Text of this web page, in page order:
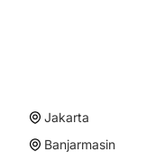
Jakarta
Banjarmasin